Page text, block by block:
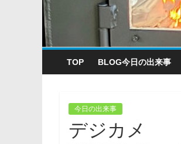
TOP BLOG今日の出来事
今日の出来事
デジカメ